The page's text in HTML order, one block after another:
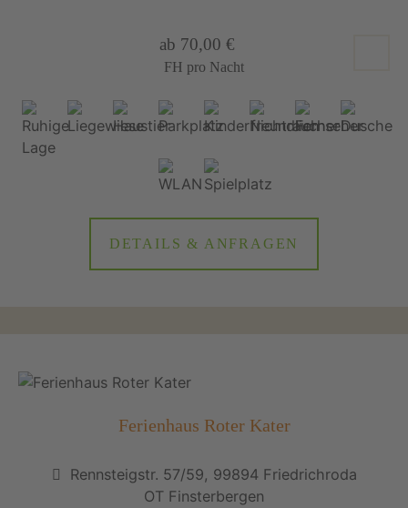
ab 70,00 €
FH pro Nacht
DETAILS & ANFRAGEN
Ferienhaus Roter Kater
Rennsteigstr. 57/59, 99894 Friedrichroda
OT Finsterbergen